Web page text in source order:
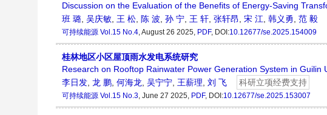
Discussion on the Evaluation of the Benefits of Energy-Saving
班 璐 吴庆敏 王 松 陈 波 孙 宁 王 轩 张轩昂 宋 江 韩义勇 范 毅
可持续能源 Vol.15 No.4, August 26 2025, PDF, DOI:10.12677/se.2025.154009
桂林地区小区屋顶雨水发电系统研究
Research on Rooftop Rainwater Power Generation System in Guilin
李日发 龙 鹏 何海龙 吴宁宁 王薪理 刘 飞 科研立项经费支持
可持续能源 Vol.15 No.3, June 27 2025, PDF, DOI:10.12677/se.2025.153007